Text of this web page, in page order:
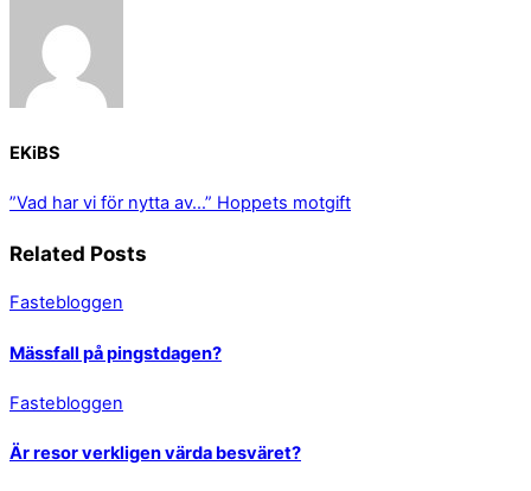
EKiBS
”Vad har vi för nytta av…” Hoppets motgift
Related Posts
Fastebloggen
Mässfall på pingstdagen?
Fastebloggen
Är resor verkligen värda besväret?